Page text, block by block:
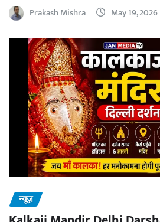
Prakash Mishra May 19, 2026
न्यूज़